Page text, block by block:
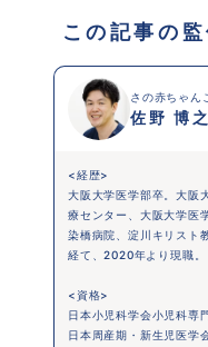
この記事の
さの赤ちゃん
佐野 博
<経歴>
大阪大学医学部卒。大阪
療センター、大阪大学医
染橋病院、淀川キリスト
経て、2020年より現職。
<資格>
日本小児科学会小児科専
日本周産期・新生児医学